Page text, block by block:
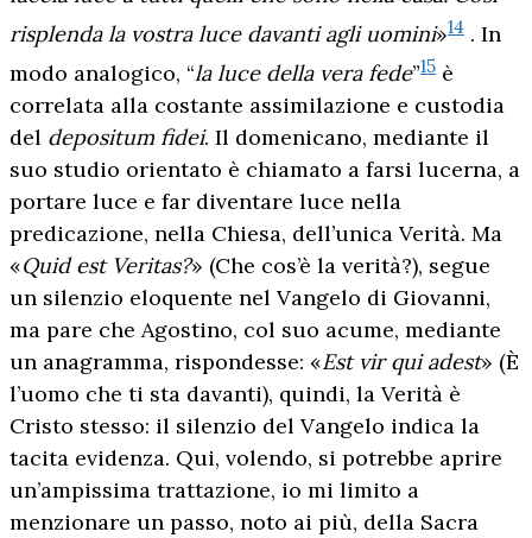
risplenda la vostra luce davanti agli uomini»14 . In
modo analogico, “la luce della vera fede”15 è
correlata alla costante assimilazione e custodia
del depositum fidei. Il domenicano, mediante il
suo studio orientato è chiamato a farsi lucerna, a
portare luce e far diventare luce nella
predicazione, nella Chiesa, dell’unica Verità. Ma
«Quid est Veritas?» (Che cos’è la verità?), segue
un silenzio eloquente nel Vangelo di Giovanni,
ma pare che Agostino, col suo acume, mediante
un anagramma, rispondesse: «Est vir qui adest» (È
l’uomo che ti sta davanti), quindi, la Verità è
Cristo stesso: il silenzio del Vangelo indica la
tacita evidenza. Qui, volendo, si potrebbe aprire
un’ampissima trattazione, io mi limito a
menzionare un passo, noto ai più, della Sacra